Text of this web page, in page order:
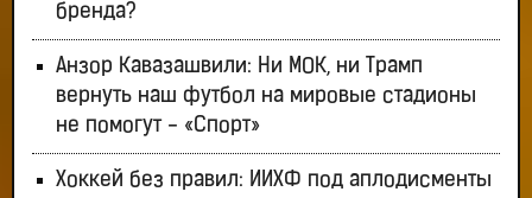
бренда?
Анзор Кавазашвили: Ни МОК, ни Трамп
вернуть наш футбол на мировые стадионы
не помогут - «Спорт»
Хоккей без правил: ИИХФ под аплодисменты